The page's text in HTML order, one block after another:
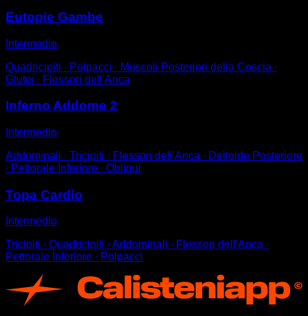
Eutopie Gambe
Intermedio
Quadricipiti ∙ Polpacci ∙ Muscoli Posteriori della Coscia ∙
Glutei ∙ Flessori dell'Anca
Inferno Addome 2
Intermedio
Addominali ∙ Tricipiti ∙ Flessori dell'Anca ∙ Deltoide Posteriore
∙ Pettorale Inferiore ∙ Obliqui
Topa Cardio
Intermedio
Tricipiti ∙ Quadricipiti ∙ Addominali ∙ Flessori dell'Anca ∙
Pettorale Inferiore ∙ Polpacci